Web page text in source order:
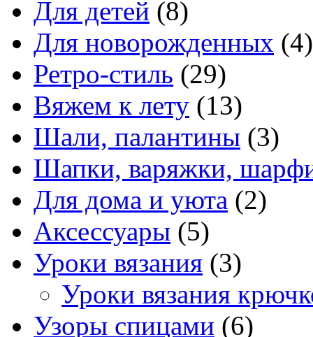
Для детей (8)
Для новорожденных (4)
Ретро-стиль (29)
Вяжем к лету (13)
Шали, палантины (3)
Шапки, варяжки,
Для дома и уюта (2)
Аксессуары (5)
Уроки вязания (3)
Уроки вязания
Узоры спицами (6)